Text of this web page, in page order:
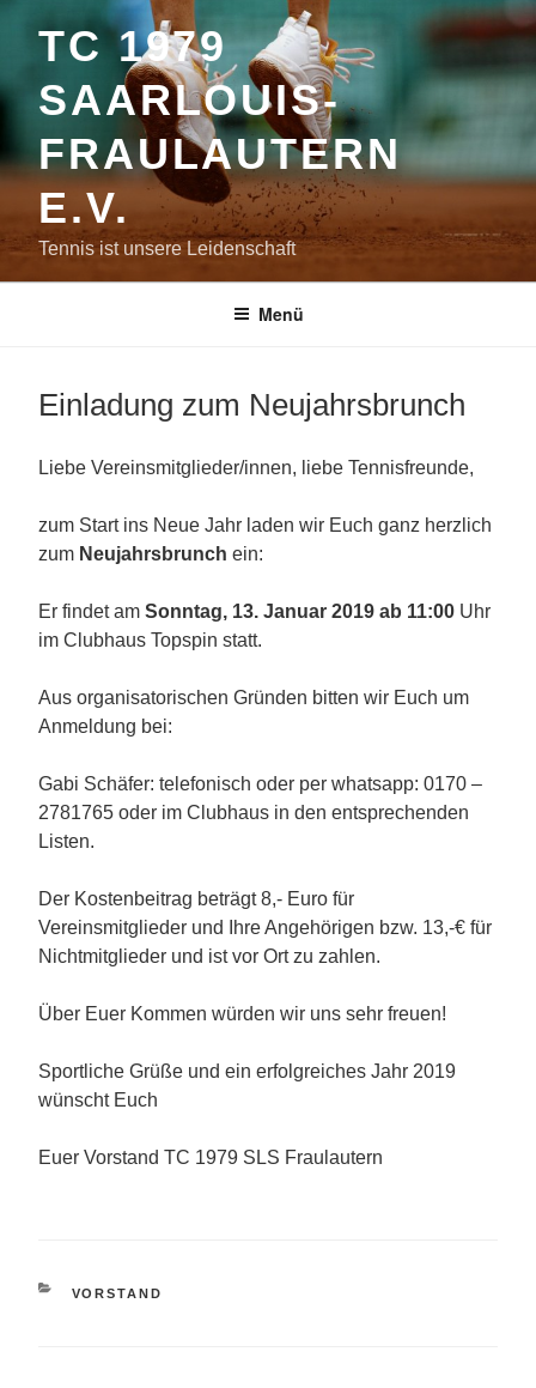
InhaltTC 1979
SAARLOUIS-
FRAULAUTERN
E.V.
Tennis ist unsere Leidenschaft
Menü
Einladung zum Neujahrsbrunch
Liebe Vereinsmitglieder/innen, liebe Tennisfreunde,
zum Start ins Neue Jahr laden wir Euch ganz herzlich
zum Neujahrsbrunch ein:
Er findet am Sonntag, 13. Januar 2019 ab 11:00 Uhr
im Clubhaus Topspin statt.
Aus organisatorischen Gründen bitten wir Euch um
Anmeldung bei:
Gabi Schäfer: telefonisch oder per whatsapp: 0170 –
2781765 oder im Clubhaus in den entsprechenden
Listen.
Der Kostenbeitrag beträgt 8,- Euro für
Vereinsmitglieder und Ihre Angehörigen bzw. 13,-€ für
Nichtmitglieder und ist vor Ort zu zahlen.
Über Euer Kommen würden wir uns sehr freuen!
Sportliche Grüße und ein erfolgreiches Jahr 2019
wünscht Euch
Euer Vorstand TC 1979 SLS Fraulautern
KATEGORIEN
VORSTAND